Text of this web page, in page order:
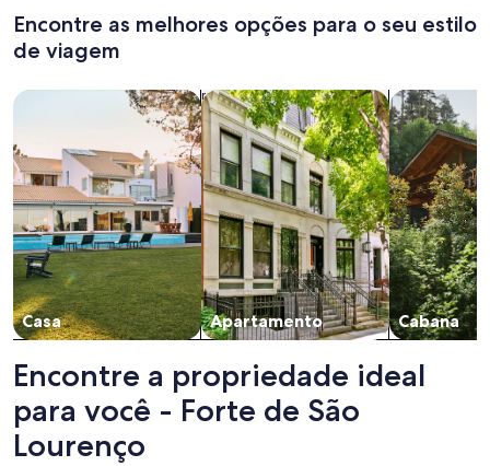
Encontre as melhores opções para o seu estilo
de viagem
Casa
Busque casas
Apartamento
Busque apartamentos
Cabana
buscar
Encontre a propriedade ideal
para você - Forte de São
Lourenço